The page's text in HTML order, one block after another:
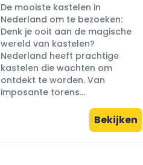
De mooiste kastelen in
Nederland om te bezoeken:
Denk je ooit aan de magische
wereld van kastelen?
Nederland heeft prachtige
kastelen die wachten om
ontdekt te worden. Van
imposante torens...
Bekijken